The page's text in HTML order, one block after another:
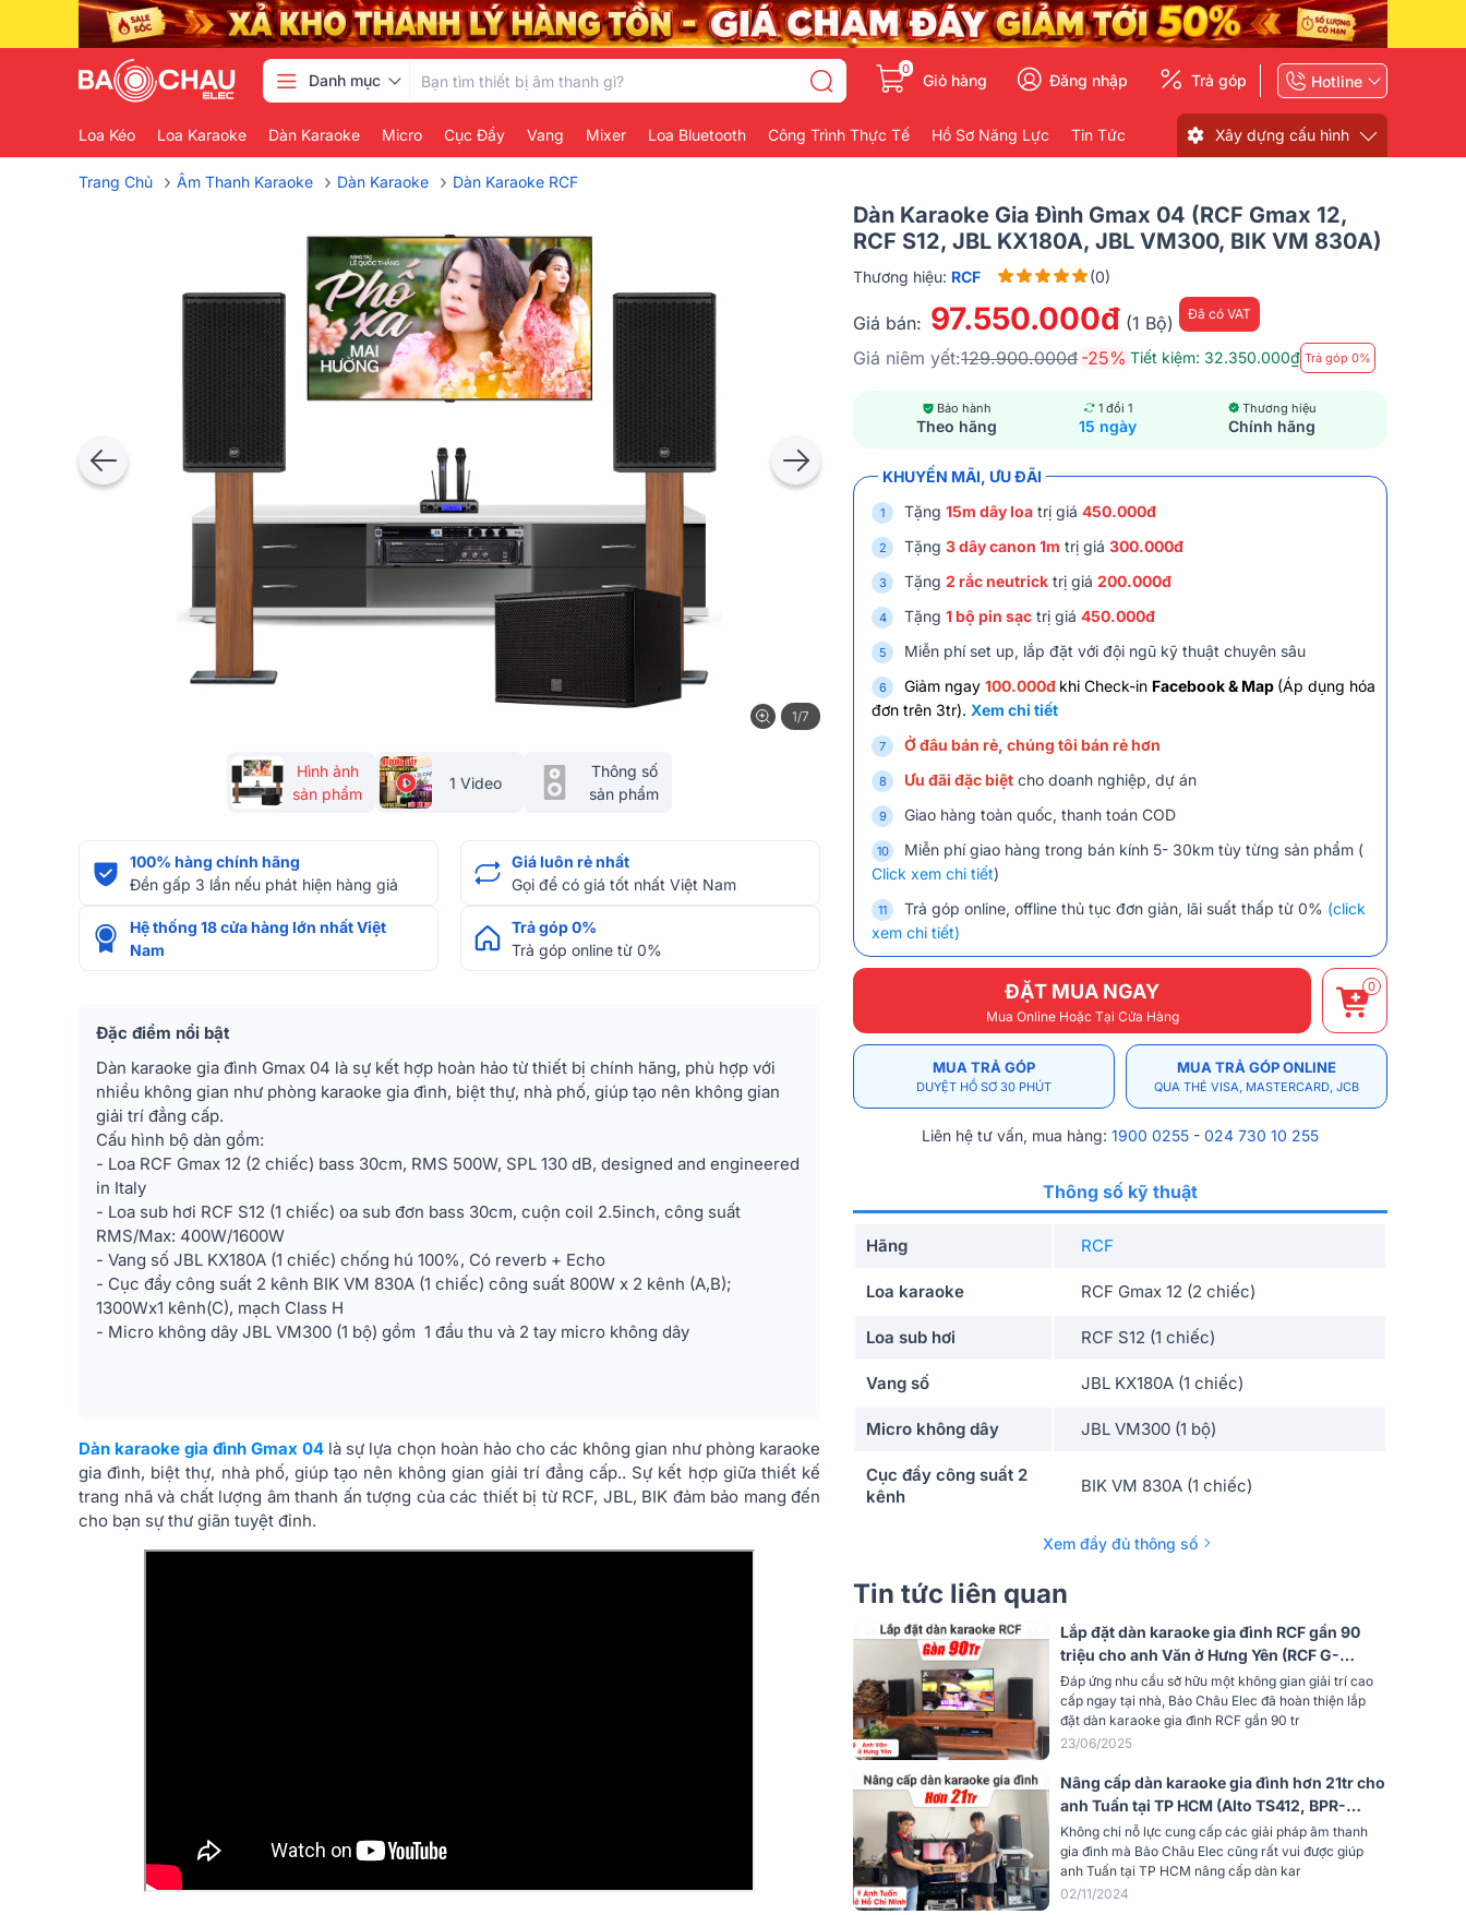
Danh mục
0
Giỏ hàng Đăng nhập Trả góp Hotline
Loa Kéo Loa Karaoke Dàn Karaoke Micro Cục Đẩy Vang Mixer Loa Bluetooth Công Trình Thực Tế Hồ Sơ Năng Lực Tin Tức Xây dựng cấu hình
Trang Chủ › Âm Thanh Karaoke › Dàn Karaoke › Dàn Karaoke RCF
1/7
Hình ảnh
sản phẩm
1 Video
Thông số
sản phẩm
100% hàng chính hãng
Đền gấp 3 lần nếu phát hiện hàng giả
Giá luôn rẻ nhất
Gọi để có giá tốt nhất Việt Nam
Hệ thống 18 cửa hàng lớn nhất Việt
Nam
Trả góp 0%
Trả góp online từ 0%
Đặc điểm nổi bật
Dàn karaoke gia đình Gmax 04 là sự kết hợp hoàn hảo từ thiết bị chính hãng, phù hợp với
nhiều không gian như phòng karaoke gia đình, biệt thự, nhà phố, giúp tạo nên không gian
giải trí đẳng cấp.
Cấu hình bộ dàn gồm:
- Loa RCF Gmax 12 (2 chiếc) bass 30cm, RMS 500W, SPL 130 dB, designed and engineered
in Italy
- Loa sub hơi RCF S12 (1 chiếc) oa sub đơn bass 30cm, cuộn coil 2.5inch, công suất
RMS/Max: 400W/1600W
- Vang số JBL KX180A (1 chiếc) chống hú 100%, Có reverb + Echo
- Cục đẩy công suất 2 kênh BIK VM 830A (1 chiếc) công suất 800W x 2 kênh (A,B);
1300Wx1 kênh(C), mạch Class H
- Micro không dây JBL VM300 (1 bộ) gồm 1 đầu thu và 2 tay micro không dây
Dàn karaoke gia đình Gmax 04 là sự lựa chọn hoàn hảo cho các không gian như phòng karaoke
gia đình, biệt thự, nhà phố, giúp tạo nên không gian giải trí đẳng cấp.. Sự kết hợp giữa thiết kế
trang nhã và chất lượng âm thanh ấn tượng của các thiết bị từ RCF, JBL, BIK đảm bảo mang đến
cho bạn sự thư giãn tuyệt đỉnh.
Dàn Karaoke Gia Đình Gmax 04 (RCF Gmax 12,
RCF S12, JBL KX180A, JBL VM300, BIK VM 830A)
Thương hiệu: RCF (0)
Giá bán: 97.550.000đ (1 Bộ) Đã có VAT
Giá niêm yết:129.900.000đ -25% Tiết kiệm: 32.350.000₫ Trả góp 0%
Bảo hành
Theo hãng
1 đổi 1
15 ngày
Thương hiệu
Chính hãng
KHUYẾN MÃI, ƯU ĐÃI
Tặng 15m dây loa trị giá 450.000đ
Tặng 3dây canon 1m trị giá 300.000đ
Tặng 2 rắc neutrick trị giá 200.000đ
Tặng 1 bộ pin sạc trị giá 450.000đ
Miễn phí set up, lắp đặt với đội ngũ kỹ thuật chuyên sâu
Giảm ngay 100.000đ khi Check-in Facebook & Map (Áp dụng hóa
đơn trên 3tr). Xem chi tiết
Ở đâu bán rẻ, chúng tôi bán rẻ hơn
Ưu đãi đặc biệt cho doanh nghiệp, dự án
Giao hàng toàn quốc, thanh toán COD
Miễn phí giao hàng trong bán kính 5- 30km tùy từng sản phẩm (
Click xem chi tiết)
Trả góp online, offline thủ tục đơn giản, lãi suất thấp từ 0% (click
xem chi tiết)
ĐẶT MUA NGAY
Mua Online Hoặc Tại Cửa Hàng
0
MUA TRẢ GÓP
DUYỆT HỒ SƠ 30 PHÚT
MUA TRẢ GÓP ONLINE
QUA THẺ VISA, MASTERCARD, JCB
Liên hệ tư vấn, mua hàng: 1900 0255 - 024 730 10 255
Thông số kỹ thuật
Hãng RCF
Loa karaoke RCF Gmax 12 (2 chiếc)
Loa sub hơi RCF S12 (1 chiếc)
Vang số JBL KX180A (1 chiếc)
Micro không dây JBL VM300 (1 bộ)
Cục đẩy công suất 2
kênh
BIK VM 830A (1 chiếc)
Xem đầy đủ thông số
Tin tức liên quan
Lắp đặt dàn karaoke gia đình RCF gần 90
triệu cho anh Văn ở Hưng Yên (RCF G-
max12, BIK BPA-H102, JBL VX8, JBL
Passion 12SP, BIK BJ-U500II,...)
Đáp ứng nhu cầu sở hữu một không gian giải trí cao
cấp ngay tại nhà, Bảo Châu Elec đã hoàn thiện lắp
đặt dàn karaoke gia đình RCF gần 90 tr
23/06/2025
Nâng cấp dàn karaoke gia đình hơn 21tr cho
anh Tuấn tại TP HCM (Alto TS412, BPR-
8600)
Không chỉ nỗ lực cung cấp các giải pháp âm thanh
gia đình mà Bảo Châu Elec cũng rất vui được giúp
anh Tuấn tại TP HCM nâng cấp dàn kar
02/11/2024